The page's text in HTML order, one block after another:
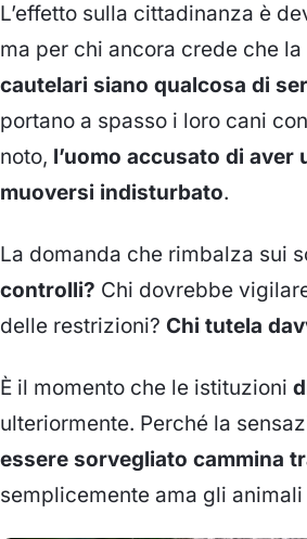
L’effetto sulla cittadinanza è
ma per chi ancora crede che la
cautelari siano qualcosa di
portano a spasso i loro cani
noto, l’uomo accusato di
muoversi indisturbato.
La domanda che rimbalza sui
controlli? Chi dovrebbe
delle restrizioni? Chi tutela
È il momento che le istituzioni
ulteriormente. Perché la
essere sorvegliato cammina
semplicemente ama gli animali